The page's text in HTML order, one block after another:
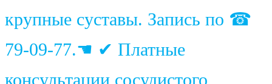
крупные суставы. Запись по ☎
79-09-77.☚ ✔ Платные
консультации сосудистого